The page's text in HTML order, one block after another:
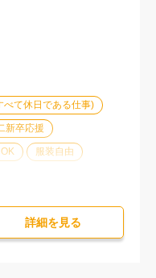
べて休日である仕事)
新卒応援
服装自由
詳細を⾒る